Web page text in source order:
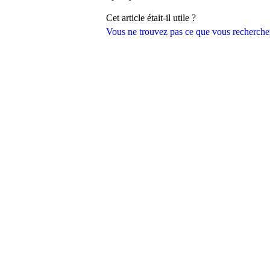
Vous ne trouvez pas ce que vous
Cet article était-il utile ?